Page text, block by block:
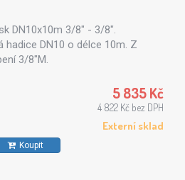
DN10x10m 3/8" - 3/8".
hadice DN10 o délce 10m. Z
3/8"M.
5 835 Kč
4 822 Kč bez DPH
Externí sklad
Koupit